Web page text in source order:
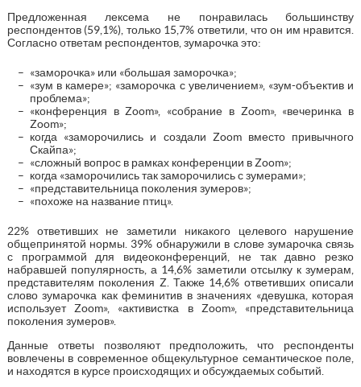
Предложенная лексема не понравилась большинству
респондентов (59,1%), только 15,7% ответили, что он им нравится.
Согласно ответам респондентов, зумарочка это:
«заморочка» или «большая заморочка»;
«зум в камере»; «заморочка с увеличением», «зум-объектив и
проблема»;
«конференция в Zoom», «собрание в Zoom», «вечеринка в
Zoom»;
когда «заморочились и создали Zoom вместо привычного
Скайпа»;
«сложный вопрос в рамках конференции в Zoom»;
когда «заморочились так заморочились с зумерами»;
«представительница поколения зумеров»;
«похоже на название птиц».
22% ответивших не заметили никакого целевого нарушение
общепринятой нормы. 39% обнаружили в слове зумарочка связь
с программой для видеоконференций, не так давно резко
набравшей популярность, а 14,6% заметили отсылку к зумерам,
представителям поколения Z. Также 14,6% ответивших описали
слово зумарочка как феминитив в значениях «девушка, которая
использует Zoom», «активистка в Zoom», «представительница
поколения зумеров».
Данные ответы позволяют предположить, что респонденты
вовлечены в современное общекультурное семантическое поле,
и находятся в курсе происходящих и обсуждаемых событий.